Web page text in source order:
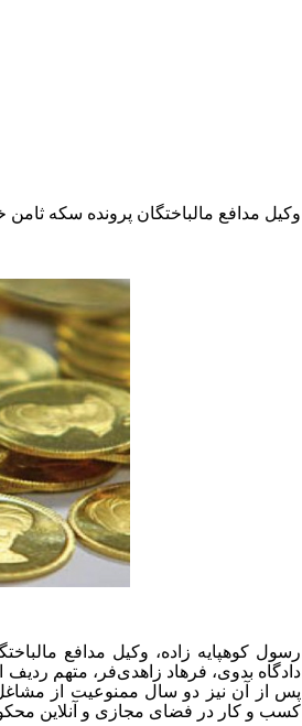
وکیل مدافع مالباختگان پرونده سکه ثامن خبر داد:‌ متهم
رسول کوهپایه زاده، وکیل مدافع
پس از آن نیز دو سال ممنوعیت از
کسب و کار در فضای مجازی و آنلاین